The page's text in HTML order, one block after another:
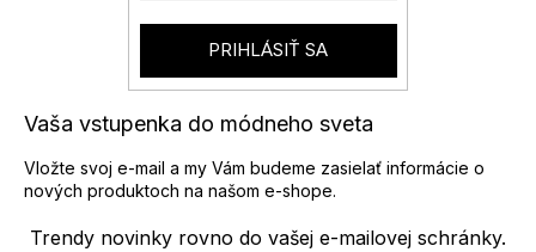
Trendy novinky rovno do vašej e-mailovej schránky.
Vaša vstupenka do módneho sveta
Vložte svoj e-mail a my Vám budeme zasielať informácie o
nových produktoch na našom e-shope.
PRIHLÁSIŤ SA